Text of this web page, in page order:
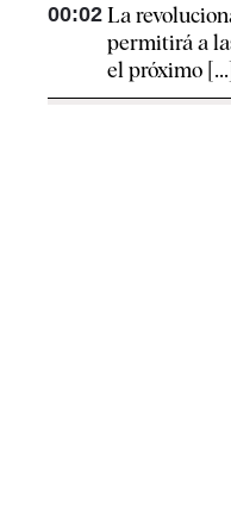
00:02 La
permitirá a
el próximo [...]